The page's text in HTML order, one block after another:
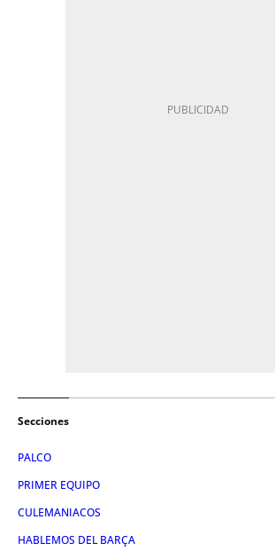
Secciones
PALCO
PRIMER EQUIPO
CULEMANIACOS
HABLEMOS DEL BARÇA